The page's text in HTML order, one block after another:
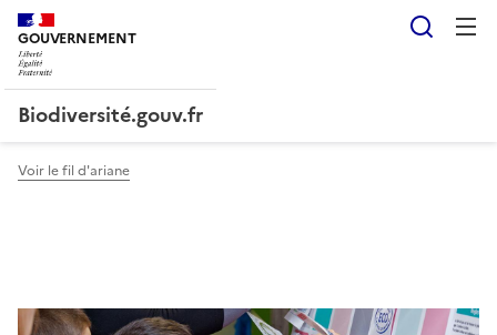
GOUVERNEMENT
Liberté, Égalité, Fraternité
Biodiversité.gouv.fr
Voir le fil d'ariane